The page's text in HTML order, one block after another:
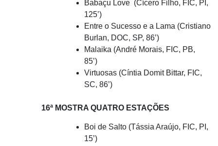
Babaçu Love (Cícero Filho, FIC, PI,
125’)
Entre o Sucesso e a Lama (Cristiano
Burlan, DOC, SP, 86’)
Malaika (André Morais, FIC, PB,
85’)
Virtuosas (Cíntia Domit Bittar, FIC,
SC, 86’)
16ª MOSTRA QUATRO ESTAÇÕES
Boi de Salto (Tássia Araújo, FIC, PI,
15’)